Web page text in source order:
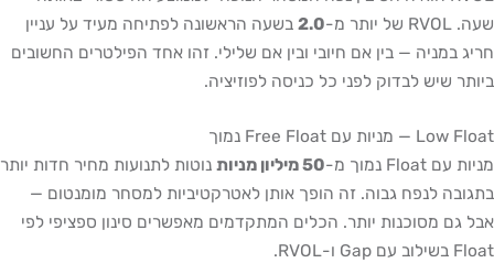
שעה. RVOL של יותר מ-
2.0 בשעה הראשונה לפתיחה מעיד על עניין
חריג במניה — בין אם חיובי ובין אם שלילי. זהו אחד הפילטרים החשובים
ביותר שיש לבדוק לפני כל כניסה לפוזיציה.
Low Float — מניות עם Free Float נמוך
מניות עם Float נמוך מ-
50 מיליון מניות
נוטות לתנועות מחיר חדות יותר
בתגובה לנפח גבוה. זה הופך אותן לאטרקטיביות למסחר מומנטום —
אבל גם מסוכנות יותר. הכלים המתקדמים מאפשרים סינון ספציפי לפי
Float בשילוב עם Gap ו-RVOL.